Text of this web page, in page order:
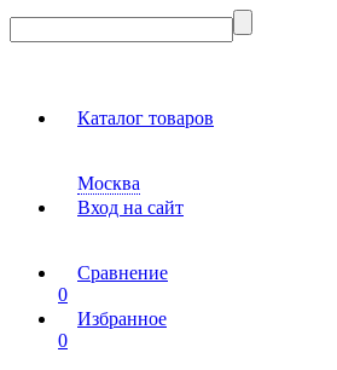
Каталог товаров
Москва
Вход на сайт
Сравнение
0
Избранное
0